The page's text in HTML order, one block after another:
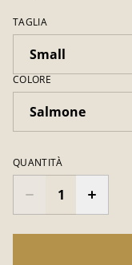
TAGLIA
COLORE
QUANTITÀ